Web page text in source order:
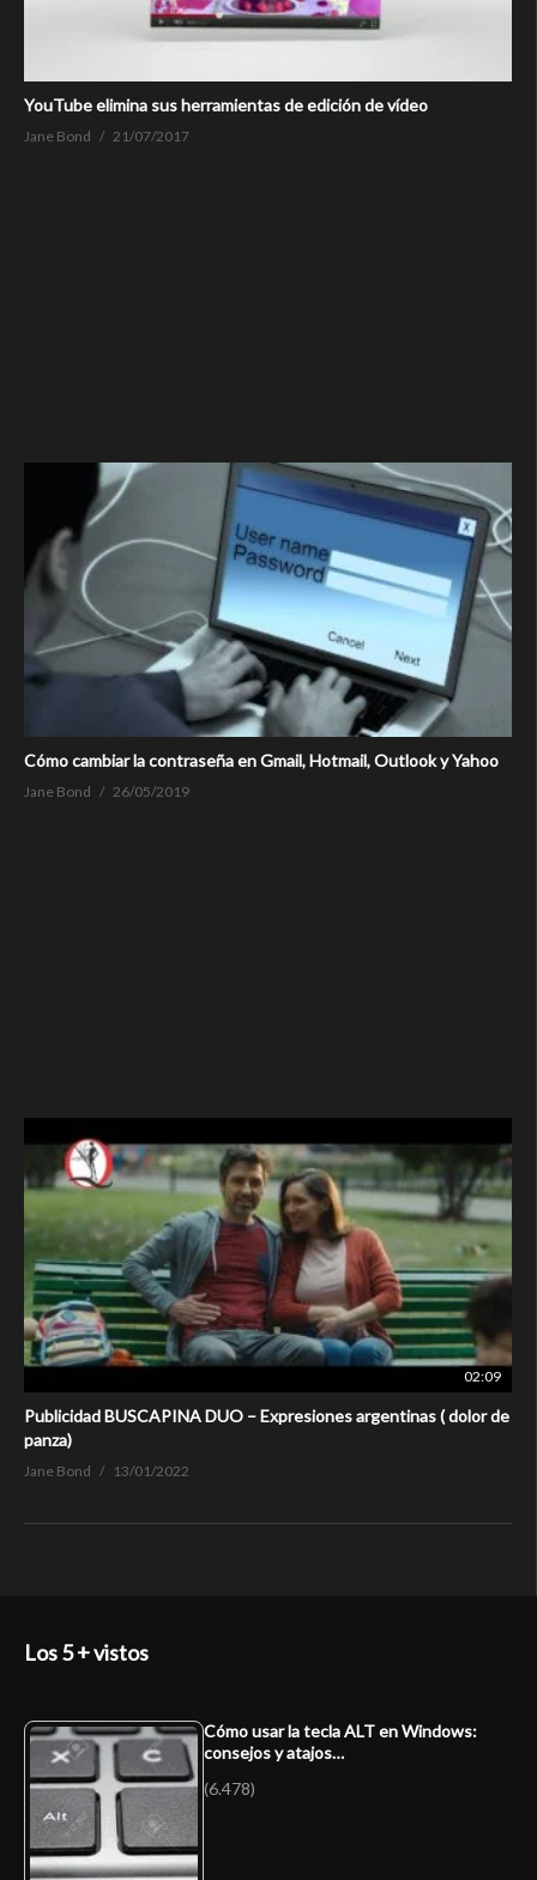
YouTube elimina sus herramientas de edición de vídeo
Jane Bond 21/07/2017
Cómo cambiar la contraseña en Gmail, Hotmail, Outlook y Yahoo
Jane Bond 26/05/2019
02:09
Publicidad BUSCAPINA DUO – Expresiones argentinas ( dolor de
panza)
Jane Bond 13/01/2022
Los 5 + vistos
Cómo usar la tecla ALT en Windows:
consejos y atajos…
(6.478)